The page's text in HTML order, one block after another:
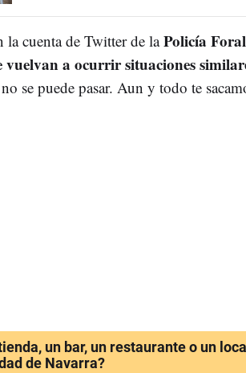
la cuenta de Twitter de laPolicía Foral
a ocurrir situaciones
se puede pasar. Aun y todo te
un bar, un restaurante o un
de Navarra?